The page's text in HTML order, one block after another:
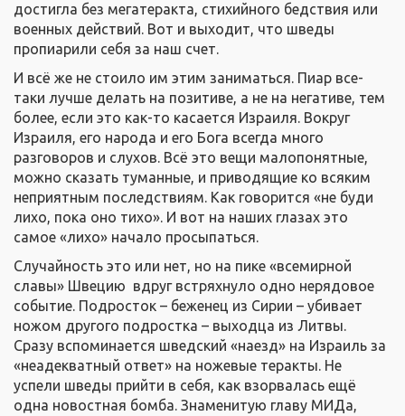
достигла без мегатеракта, стихийного бедствия или
военных действий. Вот и выходит, что шведы
пропиарили себя за наш счет.
И всё же не стоило им этим заниматься. Пиар все-
таки лучше делать на позитиве, а не на негативе, тем
более, если это как-то касается Израиля. Вокруг
Израиля, его народа и его Бога всегда много
разговоров и слухов. Всё это вещи малопонятные,
можно сказать туманные, и приводящие ко всяким
неприятным последствиям. Как говорится «не буди
лихо, пока оно тихо». И вот на наших глазах это
самое «лихо» начало просыпаться.
Случайность это или нет, но на пике «всемирной
славы» Швецию вдруг встряхнуло одно нерядовое
событие. Подросток – беженец из Сирии – убивает
ножом другого подростка – выходца из Литвы.
Сразу вспоминается шведский «наезд» на Израиль за
«неадекватный ответ» на ножевые теракты. Не
успели шведы прийти в себя, как взорвалась ещё
одна новостная бомба. Знаменитую главу МИДа,